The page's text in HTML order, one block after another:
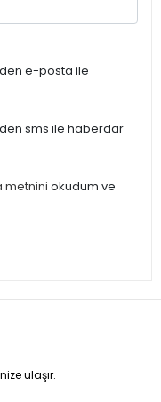
e-posta ile
sms ile haberdar
metnini okudum ve
ulaşır.